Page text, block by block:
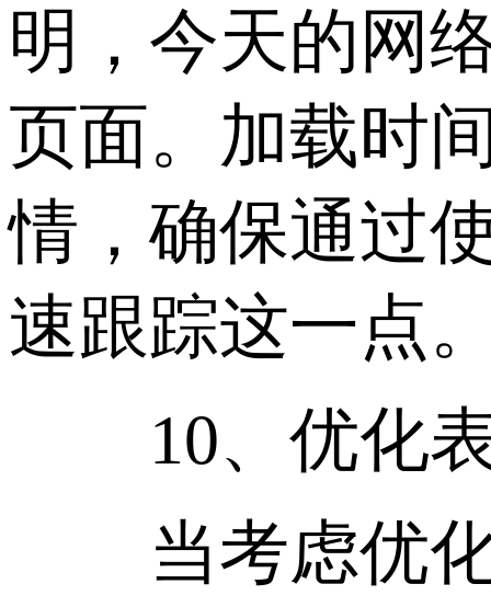
明，今天的网
页面。加载时
情，确保通过
速跟踪这一点
10、优化表
当考虑优化